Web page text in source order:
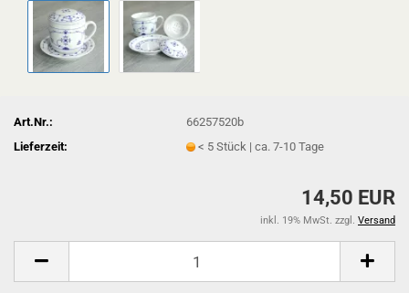
Art.Nr.:
66257520b
Lieferzeit:
< 5 Stück | ca. 7-10 Tage
14,50 EUR
inkl. 19% MwSt. zzgl. Versand